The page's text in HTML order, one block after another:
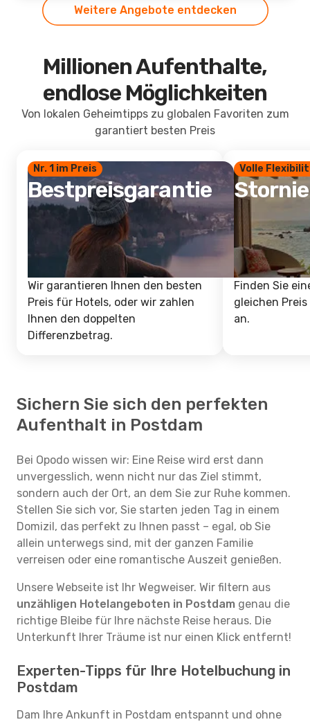
Weitere Angebote entdecken
Millionen Aufenthalte,
endlose Möglichkeiten
Von lokalen Geheimtipps zu globalen Favoriten zum
garantiert besten Preis
Nr. 1 im Preis
Bestpreisgarantie
Wir garantieren Ihnen den besten
Preis für Hotels, oder wir zahlen
Ihnen den doppelten
Differenzbetrag.
Volle
Finden Sie
gleichen
an.
Sichern Sie sich den perfekten
Aufenthalt in Postdam
Bei Opodo wissen wir: Eine Reise wird erst dann
unvergesslich, wenn nicht nur das Ziel stimmt,
sondern auch der Ort, an dem Sie zur Ruhe kommen.
Stellen Sie sich vor, Sie starten jeden Tag in einem
Domizil, das perfekt zu Ihnen passt – egal, ob Sie
allein unterwegs sind, mit der ganzen Familie
verreisen oder eine romantische Auszeit genießen.
Unsere Webseite ist Ihr Wegweiser. Wir filtern aus
unzähligen Hotelangeboten in Postdam genau die
richtige Bleibe für Ihre nächste Reise heraus. Die
Unterkunft Ihrer Träume ist nur einen Klick entfernt!
Experten-Tipps für Ihre Hotelbuchung in
Postdam
Dam Ihre Ankunft in Postdam entspannt und ohne